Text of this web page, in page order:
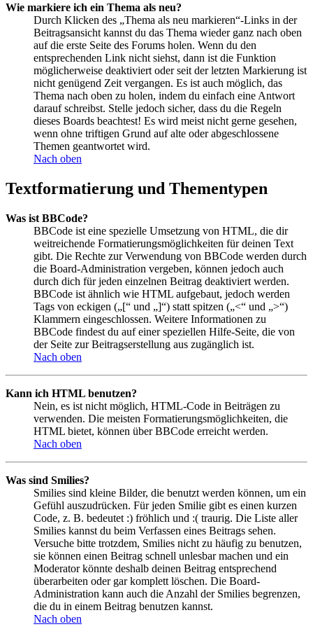
Wie markiere ich ein Thema als neu?
Durch Klicken des „Thema als neu markieren“-Links in der
Beitragsansicht kannst du das Thema wieder ganz nach oben
auf die erste Seite des Forums holen. Wenn du den
entsprechenden Link nicht siehst, dann ist die Funktion
möglicherweise deaktiviert oder seit der letzten Markierung ist
nicht genügend Zeit vergangen. Es ist auch möglich, das
Thema nach oben zu holen, indem du einfach eine Antwort
darauf schreibst. Stelle jedoch sicher, dass du die Regeln
dieses Boards beachtest! Es wird meist nicht gerne gesehen,
wenn ohne triftigen Grund auf alte oder abgeschlossene
Themen geantwortet wird.
Nach oben
Textformatierung und Thementypen
Was ist BBCode?
BBCode ist eine spezielle Umsetzung von HTML, die dir
weitreichende Formatierungsmöglichkeiten für deinen Text
gibt. Die Rechte zur Verwendung von BBCode werden durch
die Board-Administration vergeben, können jedoch auch
durch dich für jeden einzelnen Beitrag deaktiviert werden.
BBCode ist ähnlich wie HTML aufgebaut, jedoch werden
Tags von eckigen („[“ und „]“) statt spitzen („<“ und „>“)
Klammern eingeschlossen. Weitere Informationen zu
BBCode findest du auf einer speziellen Hilfe-Seite, die von
der Seite zur Beitragserstellung aus zugänglich ist.
Nach oben
Kann ich HTML benutzen?
Nein, es ist nicht möglich, HTML-Code in Beiträgen zu
verwenden. Die meisten Formatierungsmöglichkeiten, die
HTML bietet, können über BBCode erreicht werden.
Nach oben
Was sind Smilies?
Smilies sind kleine Bilder, die benutzt werden können, um ein
Gefühl auszudrücken. Für jeden Smilie gibt es einen kurzen
Code, z. B. bedeutet :) fröhlich und :( traurig. Die Liste aller
Smilies kannst du beim Verfassen eines Beitrags sehen.
Versuche bitte trotzdem, Smilies nicht zu häufig zu benutzen,
sie können einen Beitrag schnell unlesbar machen und ein
Moderator könnte deshalb deinen Beitrag entsprechend
überarbeiten oder gar komplett löschen. Die Board-
Administration kann auch die Anzahl der Smilies begrenzen,
die du in einem Beitrag benutzen kannst.
Nach oben